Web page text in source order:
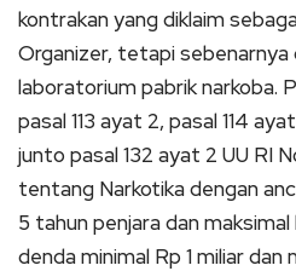
kontrakan yang diklaim
Organizer, tetapi sebenarnya
laboratorium pabrik narkoba.
pasal 113 ayat 2, pasal 114
junto pasal 132 ayat 2 UU RI
tentang Narkotika dengan
5 tahun penjara dan
denda minimal Rp 1 miliar dan